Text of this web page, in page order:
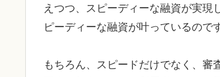
えつつ、スピーディーな融資が実現
ピーディーな融資が叶っているので
もちろん、スピードだけでなく、審